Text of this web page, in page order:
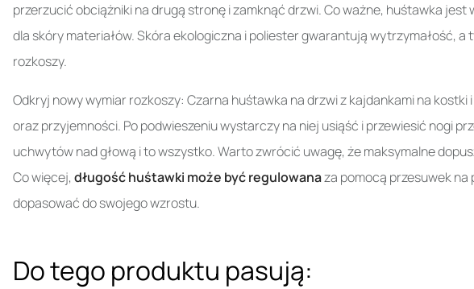
przerzucić obciążniki na drugą stronę i zamknąć drzwi. Co ważne, huśtawka
dla skóry materiałów. Skóra ekologiczna i poliester gwarantują wytrzymałość, a
rozkoszy.
Odkryj nowy wymiar rozkoszy: Czarna huśtawka na drzwi z kajdankami na
oraz przyjemności. Po podwieszeniu wystarczy na niej usiąść i przewiesić nogi
uchwytów nad głową i to wszystko. Warto zwrócić uwagę, że maksymalne
Co więcej, długość huśtawki może być regulowanaza pomocą przesuwek na
dopasować do swojego wzrostu.
Do tego produktu pasują: